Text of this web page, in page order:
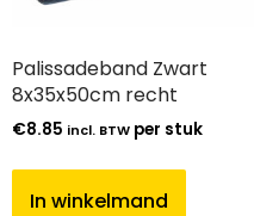
Palissadeband Zwart
8x35x50cm recht
€8.85 incl. BTW per stuk
In winkelmand